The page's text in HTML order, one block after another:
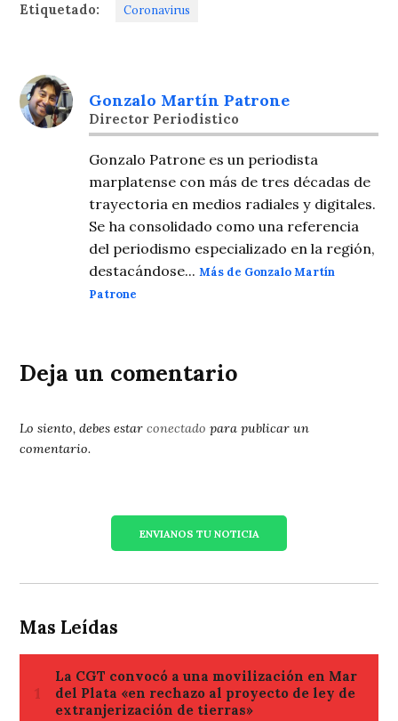
Etiquetado: Coronavirus
Gonzalo Martín Patrone
Director Periodistico
Gonzalo Patrone es un periodista
marplatense con más de tres décadas de
trayectoria en medios radiales y digitales.
Se ha consolidado como una referencia
del periodismo especializado en la región,
destacándose...Más de Gonzalo Martín
Patrone
Deja un comentario
Lo siento, debes estarconectado para publicar un
comentario.
ENVIANOS TU NOTICIA
Mas Leídas